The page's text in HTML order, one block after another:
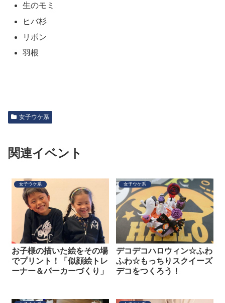
生のモミ
ヒバ杉
リボン
羽根
女子ウケ系
関連イベント
女子ウケ系
お子様の描いた絵をその場
でプリント！「似顔絵トレ
ーナー＆パーカーづくり」
女子ウケ系
デコデコハロウィン☆ふわ
ふわ☆もっちりスクイーズ
デコをつくろう！